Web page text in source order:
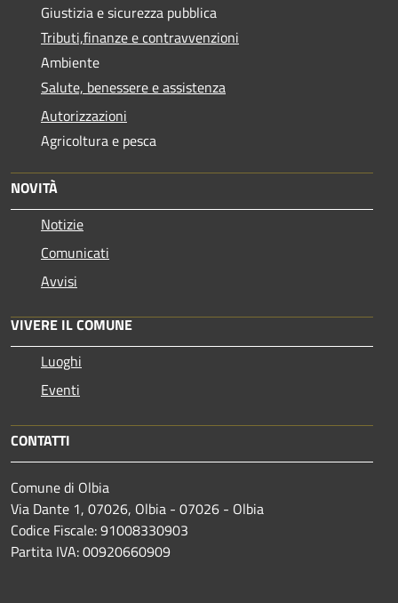
Giustizia e sicurezza pubblica
Tributi,finanze e contravvenzioni
Ambiente
Salute, benessere e assistenza
Autorizzazioni
Agricoltura e pesca
NOVITÀ
Notizie
Comunicati
Avvisi
VIVERE IL COMUNE
Luoghi
Eventi
CONTATTI
Comune di Olbia
Via Dante 1, 07026, Olbia - 07026 - Olbia
Codice Fiscale: 91008330903
Partita IVA: 00920660909